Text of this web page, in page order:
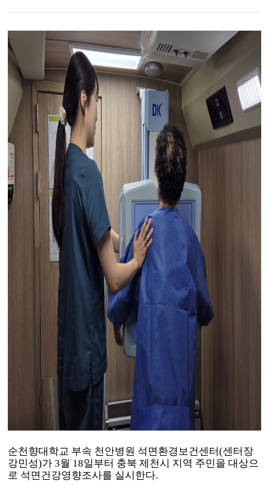
순천향대학교 부속 천안병원 석면환경보건센터(센터장
강민성)가3월 18일부터 충북 제천시 지역 주민을 대상으
로 석면건강영향조사를 실시한다.